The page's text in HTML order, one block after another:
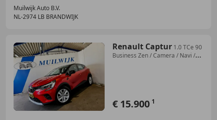
Muilwijk Auto B.V.
NL-2974 LB BRANDWIJK
Renault Captur 1.0 TCe 90
Business Zen / Camera / Navi /
€ 15.900 1